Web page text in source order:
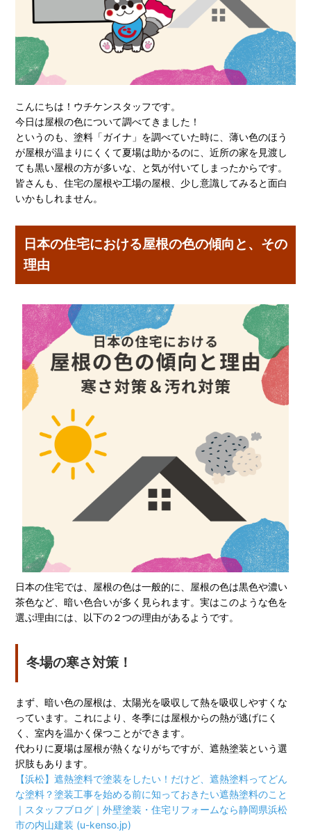
こんにちは！ウチケンスタッフです。
今日は屋根の色について調べてきました！
というのも、塗料「ガイナ」を調べていた時に、薄い色のほう
が屋根が温まりにくくて夏場は助かるのに、近所の家を見渡し
ても黒い屋根の方が多いな、と気が付いてしまったからです。
皆さんも、住宅の屋根や工場の屋根、少し意識してみると面白
いかもしれません。
日本の住宅における屋根の色の傾向と、その
理由
日本の住宅では、屋根の色は一般的に、屋根の色は黒色や濃い
茶色など、暗い色合いが多く見られます。実はこのような色を
選ぶ理由には、以下の２つの理由があるようです。
冬場の寒さ対策！
まず、暗い色の屋根は、太陽光を吸収して熱を吸収しやすくな
っています。これにより、冬季には屋根からの熱が逃げにく
く、室内を温かく保つことができます。
代わりに夏場は屋根が熱くなりがちですが、遮熱塗装という選
択肢もあります。
【浜松】遮熱塗料で塗装をしたい！だけど、遮熱塗料ってどん
な塗料？塗装工事を始める前に知っておきたい遮熱塗料のこと
｜スタッフブログ｜外壁塗装・住宅リフォームなら静岡県浜松
市の内山建装 (u-kenso.jp)